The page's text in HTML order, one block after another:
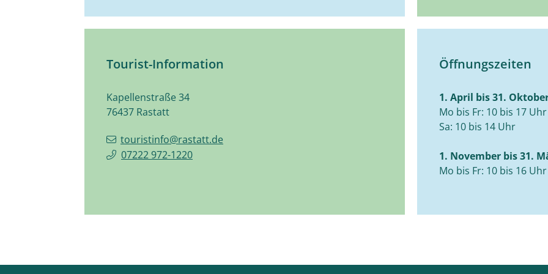
Tourist-Information
Kapellenstraße 34
76437 Rastatt
touristinfo@rastatt.de
07222 972-1220
Öffnungszeiten
1. April bis 31.
Mo bis Fr: 10 bis 17 Uhr
Sa: 10 bis 14 Uhr
1. November bis 31.
Mo bis Fr: 10 bis 16 Uhr